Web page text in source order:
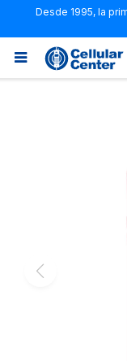
Desde 1995, la
